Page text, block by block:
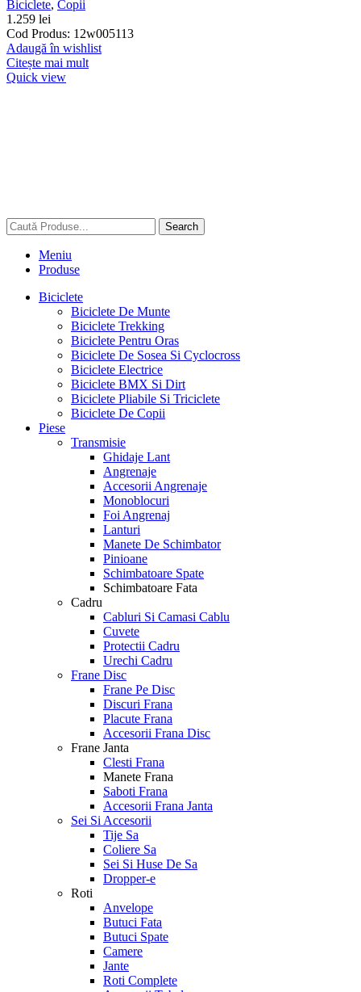
Biciclete, Copii
1.259 lei
Cod Produs: 12w005113
Adaugă în wishlist
Citește mai mult
Quick view
Search
Meniu
Produse
Biciclete
Biciclete De Munte
Biciclete Trekking
Biciclete Pentru Oras
Biciclete De Sosea Si Cyclocross
Biciclete Electrice
Biciclete BMX Si Dirt
Biciclete Pliabile Si Triciclete
Biciclete De Copii
Piese
Transmisie
Ghidaje Lant
Angrenaje
Accesorii Angrenaje
Monoblocuri
Foi Angrenaj
Lanturi
Manete De Schimbator
Pinioane
Schimbatoare Spate
Schimbatoare Fata
Cadru
Cabluri Si Camasi Cablu
Cuvete
Protectii Cadru
Urechi Cadru
Frane Disc
Frane Pe Disc
Discuri Frana
Placute Frana
Accesorii Frana Disc
Frane Janta
Clesti Frana
Manete Frana
Saboti Frana
Accesorii Frana Janta
Sei Si Accesorii
Tije Sa
Coliere Sa
Sei Si Huse De Sa
Dropper-e
Roti
Anvelope
Butuci Fata
Butuci Spate
Camere
Jante
Roti Complete